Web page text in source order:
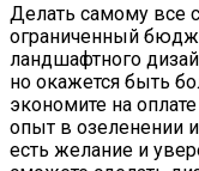
Делать самому все
ограниченный
ландшафтного
но окажется быть
экономите на
опыт в озеленении
есть желание и